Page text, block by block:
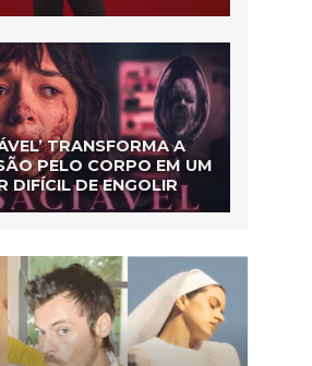
TRANSFORMA A
PELO CORPO EM UM
DIFÍCIL DE ENGOLIR